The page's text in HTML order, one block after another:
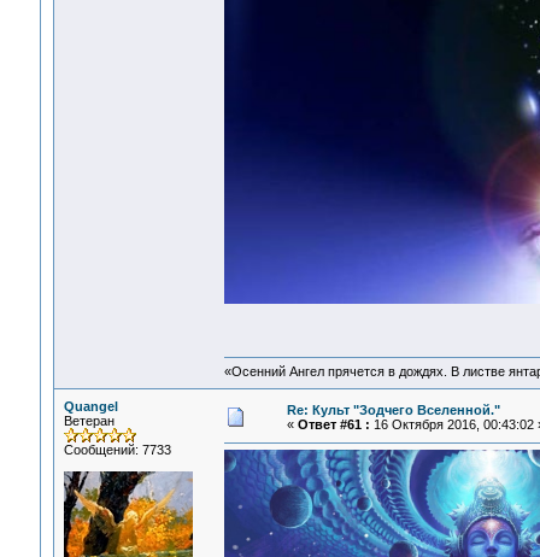
«Осенний Ангел прячется в дождях. В листве
Quangel
Ветеран
Сообщений: 7733
Re: Культ "Зодчего Вселенной."
« Ответ #61 : 16 Октября 2016, 00:43:02